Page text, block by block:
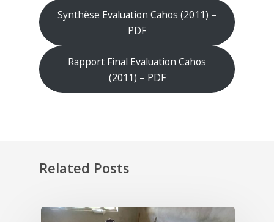
Synthèse Evaluation Cahos (2011) –
PDF
Rapport Final Evaluation Cahos
(2011) – PDF
Related Posts
'